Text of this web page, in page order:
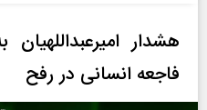
هشدار
فاجعه انسانی در رفح